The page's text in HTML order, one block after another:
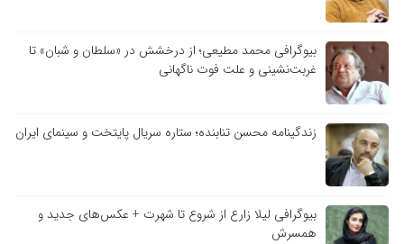
بیوگرافی محمد مطیعی؛ از درخشش در «سلطان و شبان» تا
غربت‌نشینی و علت فوت ناگهانی
زندگینامه محسن تنابنده؛ ستاره سریال پایتخت و سینمای ایران
بیوگرافی لیلا زارع از شروع تا شهرت + عکس‌های جدید و
همسرش